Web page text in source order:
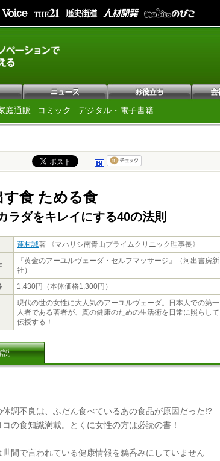
庭通販 コミック デジタル・電子書籍
す食 ためる食
ラダをキレイにする40の法則
蓮村誠著 《マハリシ南青山プライムクリニック理事長》
『黄金のアーユルヴェーダ・セルフマッサージ』（河出書房新
社）
1,430円（本体価格1,300円）
現代の世の女性に大人気のアーユルヴェーダ。日本人での第一
人者である著者が、真の健康のための生活術を日常に照らして
伝授する！
説
調不良は、ふだん食べているあの食品が原因だった!?
の食知識満載。とくに女性の方は必読の書！
間で言われている健康情報を鵜呑みにしていません